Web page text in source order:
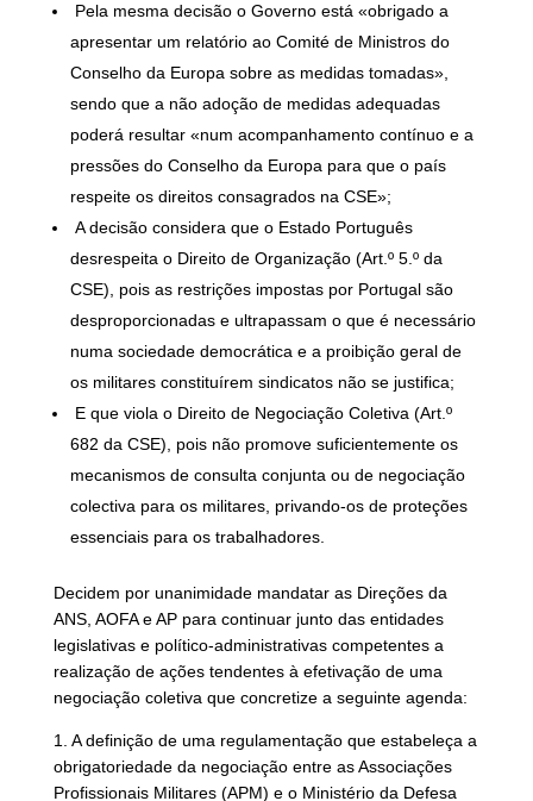
Pela mesma decisão o Governo está «obrigado a
apresentar um relatório ao Comité de Ministros do
Conselho da Europa sobre as medidas tomadas»,
sendo que a não adoção de medidas adequadas
poderá resultar «num acompanhamento contínuo e a
pressões do Conselho da Europa para que o país
respeite os direitos consagrados na CSE»;
A decisão considera que o Estado Português
desrespeita o Direito de Organização (Art.º 5.º da
CSE), pois as restrições impostas por Portugal são
desproporcionadas e ultrapassam o que é necessário
numa sociedade democrática e a proibição geral de
os militares constituírem sindicatos não se justifica;
E que viola o Direito de Negociação Coletiva (Art.º
682 da CSE), pois não promove suficientemente os
mecanismos de consulta conjunta ou de negociação
colectiva para os militares, privando-os de proteções
essenciais para os trabalhadores.
Decidem por unanimidade mandatar as Direções da
ANS, AOFA e AP para continuar junto das entidades
legislativas e político-administrativas competentes a
realização de ações tendentes à efetivação de uma
negociação coletiva que concretize a seguinte agenda:
1. A definição de uma regulamentação que estabeleça a
obrigatoriedade da negociação entre as Associações
Profissionais Militares (APM) e o Ministério da Defesa